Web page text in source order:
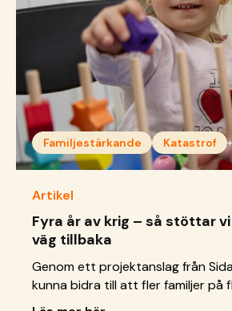
Familjestärkande Katastrof
Artikel
Fyra år av krig – så stöttar
väg tillbaka
Genom ett projektanslag från
kunna bidra till att fler familjer på
återintegreras och bygga upp en